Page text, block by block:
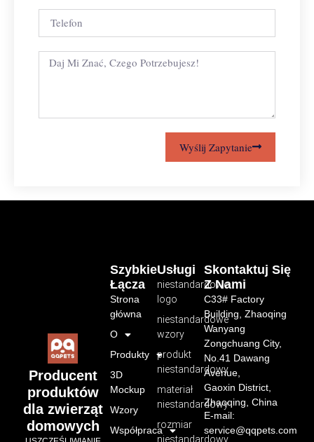
Wyślij Zapytanie
Producent
produktów
dla zwierząt
domowych
Usługi
niestandardowe
logo
niestandardowe
wzory
produkt
niestandardowy
materiał
niestandardowy
rozmiar
niestandardowy
Szybkie
Łącza
Strona
główna
O
Produkty
3D
Mockup
Wzory
Współpraca
Skontaktuj Się
Z Nami
C33# Factory
Building, Zhaoqing
Wanyang
Zongchuang City,
No.41 Dawang
Avenue,
Gaoxin District,
Zhaoqing, China
E-mail:
service@qqpets.com